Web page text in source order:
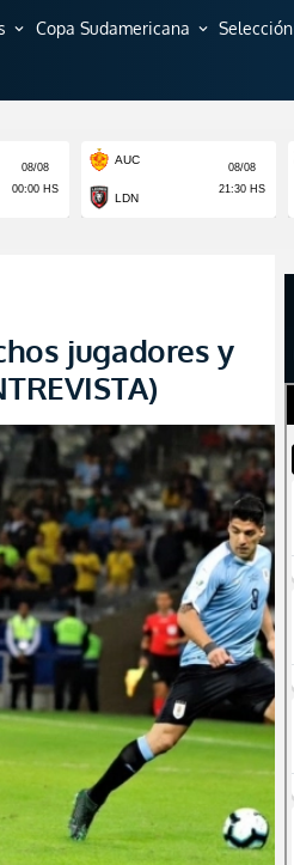
expand_more Copa Sudamericana expand_more Selección
jugadores y